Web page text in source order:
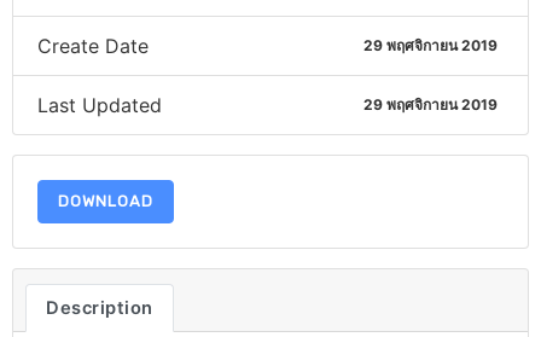
Create Date 29 พฤศจิกายน 2019
Last Updated 29 พฤศจิกายน 2019
DOWNLOAD
Description